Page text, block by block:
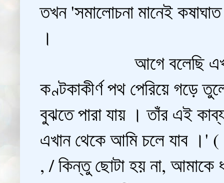
তখন 'সমালোচনা মানেই
।
আগে বলেছি এখনো বলছি
কণ্টকাকীর্ণ পথ পেরিয়ে গড়ে
বুঝতে পারা যায় । তাঁর এই
এখান থেকে আমি চলে যাব ।' (
, / কিন্তু ছোটা হয় না, আমাকে